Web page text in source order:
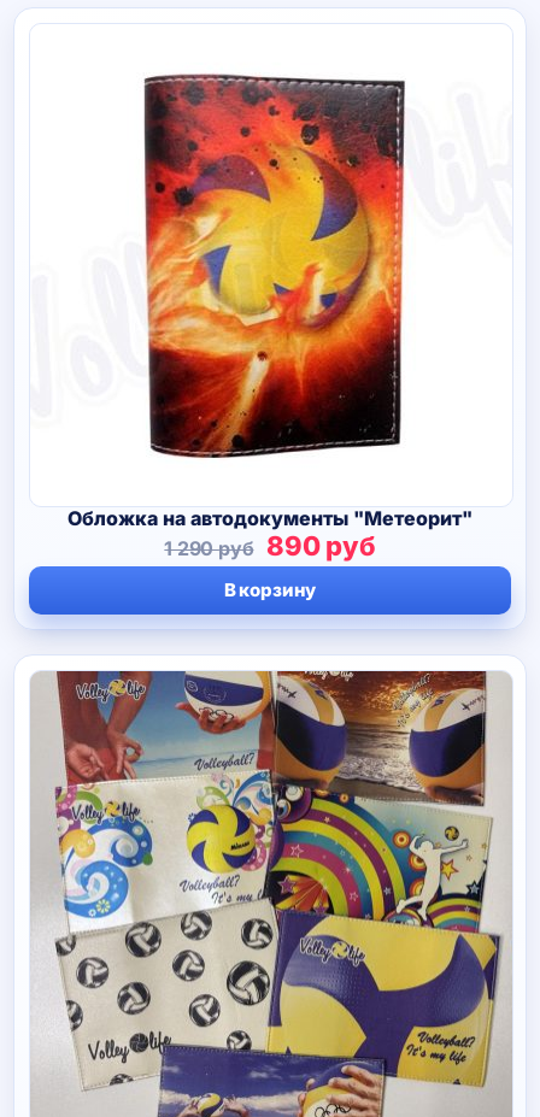
Обложка на автодокументы "Метеорит"
1 290руб Первоначальная
цена
составляла
1
290 руб.
890рубТекущая
цена:
890 руб.
В корзину